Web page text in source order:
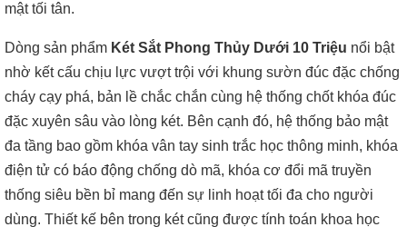
mật tối tân.
Dòng sản phẩm Két Sắt Phong Thủy Dưới 10 Triệu nổi bật
nhờ kết cấu chịu lực vượt trội với khung sườn đúc đặc chống
cháy cạy phá, bản lề chắc chắn cùng hệ thống chốt khóa đúc
đặc xuyên sâu vào lòng két. Bên cạnh đó, hệ thống bảo mật
đa tầng bao gồm khóa vân tay sinh trắc học thông minh, khóa
điện tử có báo động chống dò mã, khóa cơ đổi mã truyền
thống siêu bền bỉ mang đến sự linh hoạt tối đa cho người
dùng. Thiết kế bên trong két cũng được tính toán khoa học